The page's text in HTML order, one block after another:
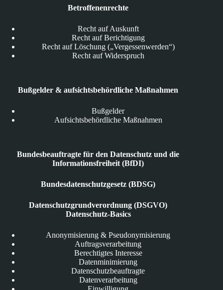
Betroffenenrechte
Recht auf Auskunft
Recht auf Berichtigung
Recht auf Löschung („Vergessenwerden“)
Recht auf Widerspruch
Bußgelder & aufsichtsbehördliche Maßnahmen
Bußgelder
Aufsichtsbehördliche Maßnahmen
Bundesbeauftragte für den Datenschutz und die
Informationsfreiheit (BfDI)
Bundesdatenschutzgesetz (BDSG)
Datenschutzgrundverordnung (DSGVO)
Datenschutz-Basics
Anonymisierung & Pseudonymisierung
Auftragsverarbeitung
Berechtigtes Interesse
Datenminimierung
Datenschutzbeauftragte
Datenverarbeitung